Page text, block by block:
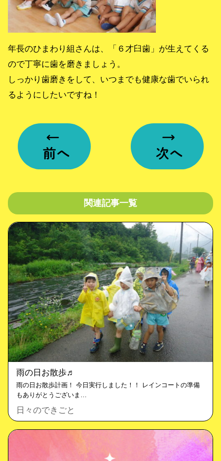
年長のひまわり組さんは、「６才臼歯」が生えてくる
ので丁寧に歯を磨きましょう。
しっかり歯磨きをして、いつまでも健康な歯でいられ
るようにしたいですね！
関連記事一覧
雨の日お散歩♬
雨の日お散歩計画！ 今日実行しました！！ レインコートの準備
もありがとうございま…
日々のできごと